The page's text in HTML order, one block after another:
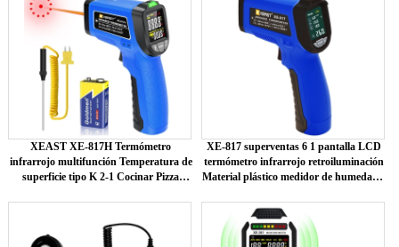
XEAST XE-817H Termómetro
infrarrojo multifunción Temperatura de
superficie tipo K 2-1 Cocinar Pizza
XE-817 superventas 6 1 pantalla LCD
termómetro infrarrojo retroiluminación
Material plástico medidor de humedad y